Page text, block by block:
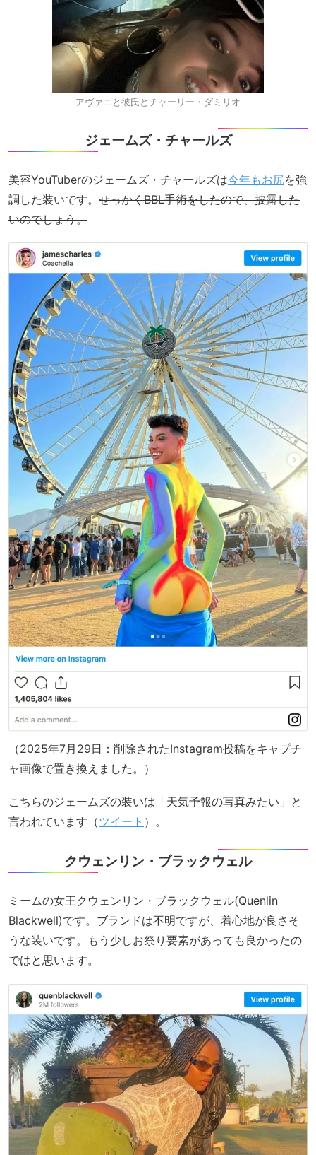
アヴァニと彼氏とチャーリー・ダミリオ
ジェームズ・チャールズ
美容YouTuberのジェームズ・チャールズは今年もお尻を強
調した装いです。 せっかくBBL手術をしたので、披露した
いのでしょう。
（2025年7月29日：削除されたInstagram投稿をキャプチ
ャ画像で置き換えました。）
こちらのジェームズの装いは「天気予報の写真みたい」と
言われています（ツイート ）。
クウェンリン・ブラックウェル
ミームの女王クウェンリン・ブラックウェル(Quenlin
Blackwell)です。ブランドは不明ですが、着心地が良さそ
うな装いです。もう少しお祭り要素があっても良かったの
ではと思います。